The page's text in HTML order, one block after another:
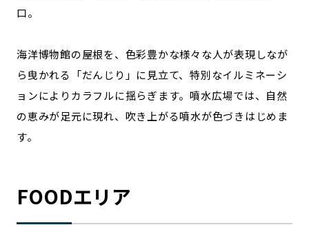
口。
海洋博物館の屋根を、色彩豊かな様々な人が表現しなが
ら曳かれる「だんじり」に見立て、特別なイルミネーシ
ョンによりカラフルに揺らぎます。噴水広場では、自然
の恵みが足元に現れ、吹き上がる噴水が色づきはじめま
す。
FOODエリア